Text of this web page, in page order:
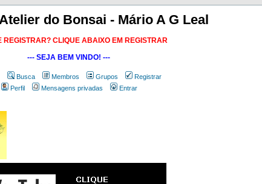
do Bonsai - Mário A G Leal
REGISTRAR? CLIQUE ABAIXO EM REGISTRAR
--- SEJA BEM VINDO! ---
Busca Membros Grupos
Registrar
Perfil
Mensagens privadas Entrar